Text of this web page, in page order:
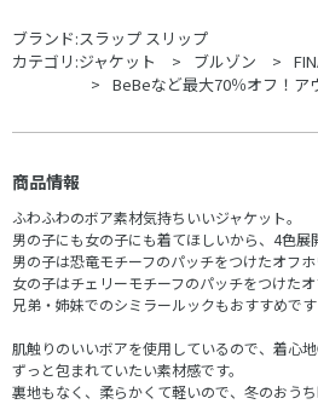
ブランド:スラップ スリップ
カテゴリ:ジャケット ブルゾン
BeBeなど最大70％オフ！ア
商品情報
ふわふわのボア素材気持ちいいジャケット。
男の子にも女の子にも着てほしいから、4色展
男の子は恐竜モチーフのパッチをつけたオフホ
女の子はチェリーモチーフのパッチをつけたオ
兄弟・姉妹でのシミラールックもおすすめで
肌触りのいいボアを使用しているので、着心
ずっと包まれていたい素材感です。
裏地もなく、柔らかくて軽いので、冬のおう